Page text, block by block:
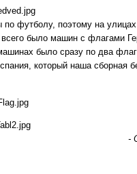
по футболу, поэтому на
было машин с флагами
было сразу по два
который наша сборная
-